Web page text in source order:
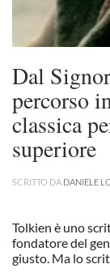
Dal
percorso
classica
superiore
SCRITTO DA DANIELE
Tolkien è uno
fondatore del
giusto. Ma lo